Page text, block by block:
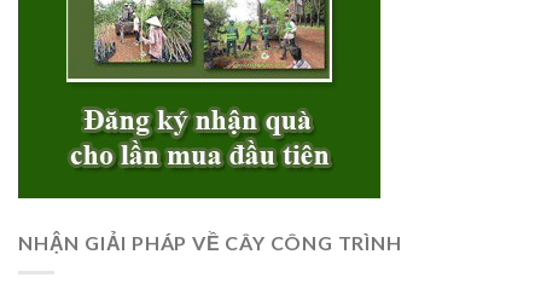
NHẬN GIẢI PHÁP VỀ CÂY CÔNG TRÌNH